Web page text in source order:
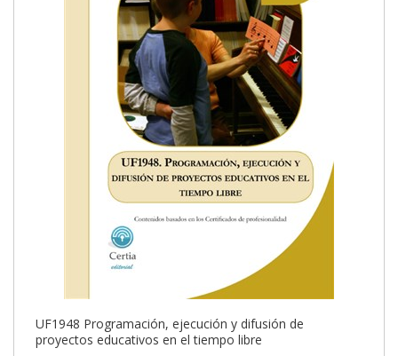
UF1948 Programación, ejecución y difusión de
proyectos educativos en el tiempo libre